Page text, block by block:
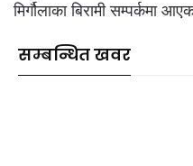
मिर्गौलाका बिरामी सम्पर्कमा
सम्बन्धित खवर